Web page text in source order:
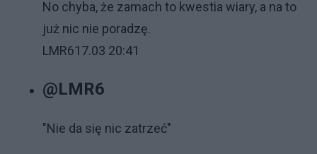
No chyba, że zamach to kwestia wiary, a na to
już nic nie poradzę.
LMR617.03 20:41
@LMR6
"Nie da się nic zatrzeć"